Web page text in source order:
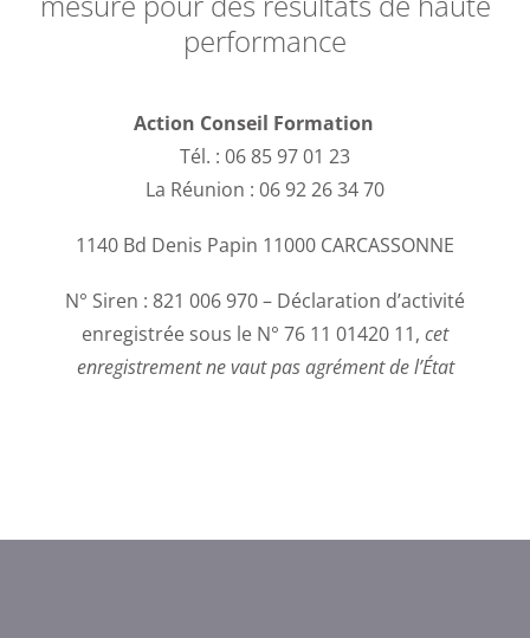
performance
Action Conseil Formation
Tél. : 06 85 97 01 23
La Réunion : 06 92 26 34 70
1140 Bd Denis Papin 11000 CARCASSONNE
N° Siren : 821 006 970 – Déclaration d’activité
enregistrée sous le N° 76 11 01420 11, cet
enregistrement ne vaut pas agrément de l’État